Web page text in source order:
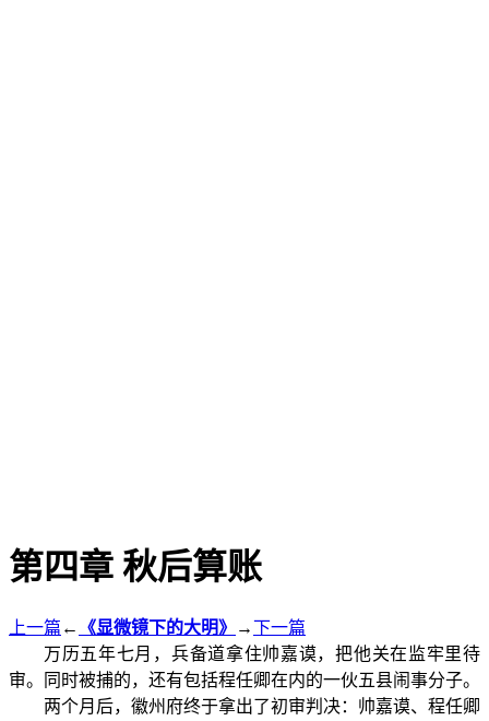
第四章 秋后算账
上一篇 ← 《显微镜下的大明》 →下一篇
万历五年七月，兵备道拿住帅嘉谟，把他关在监牢里待
审。同时被捕的，还有包括程任卿在内的一伙五县闹事分子。
两个月后，徽州府终于拿出了初审判决：帅嘉谟、程任卿